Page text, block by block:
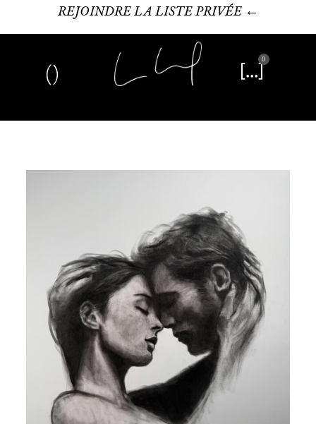
REJOINDRE LA LISTE PRIVÉE ←
0